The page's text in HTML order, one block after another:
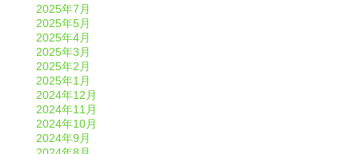
2025年7月
2025年5月
2025年4月
2025年3月
2025年2月
2025年1月
2024年12月
2024年11月
2024年10月
2024年9月